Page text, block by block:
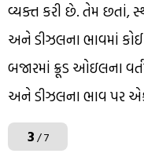
વ્યક્ત કરી છે. તેમ છતાં,
અને ડીઝલના ભાવમાં કોઈ
બજારમાં ક્રૂડ ઓઇલના
અને ડીઝલના ભાવ પર
3/ 7